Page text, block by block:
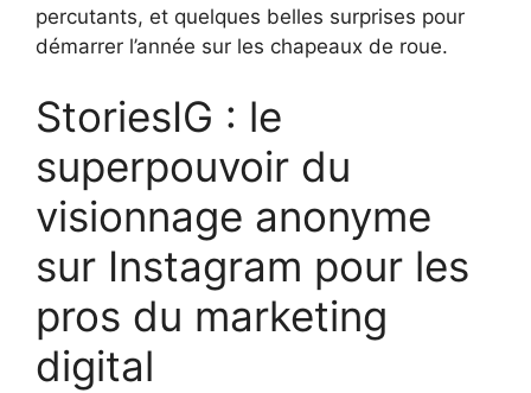
percutants, et quelques belles surprises pour
démarrer l’année sur les chapeaux de roue.
StoriesIG : le
superpouvoir du
visionnage anonyme
sur Instagram pour les
pros du marketing
digital